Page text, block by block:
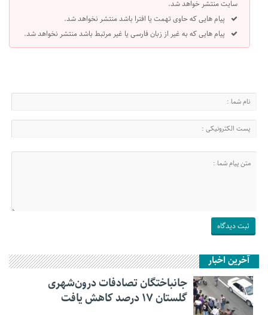
سایت منتشر خواهد شد.
پیام هایی که حاوی تهمت یا افترا باشد منتشر نخواهد شد.
پیام هایی که به غیر از زبان فارسی یا غیر مرتبط باشد منتشر نخواهد شد.
آخرین اخبار
جانباختگان تصادفات درون‌شهری
گلستان ۱۷ درصد کاهش یافت